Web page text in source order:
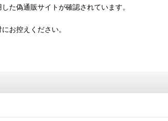
た偽通販サイトが確認されています。
お控えください。